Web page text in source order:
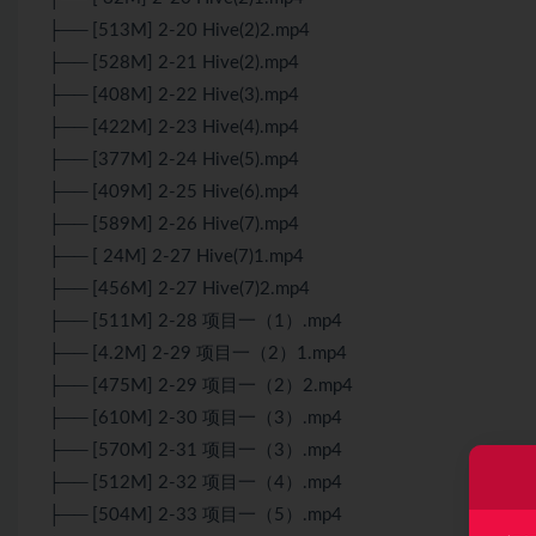
├── [513M] 2-20 Hive(2)2.mp4
├── [528M] 2-21 Hive(2).mp4
├── [408M] 2-22 Hive(3).mp4
├── [422M] 2-23 Hive(4).mp4
├── [377M] 2-24 Hive(5).mp4
├── [409M] 2-25 Hive(6).mp4
├── [589M] 2-26 Hive(7).mp4
├── [ 24M] 2-27 Hive(7)1.mp4
├── [456M] 2-27 Hive(7)2.mp4
├── [511M] 2-28 项目一（1）.mp4
├── [4.2M] 2-29 项目一（2）1.mp4
├── [475M] 2-29 项目一（2）2.mp4
├── [610M] 2-30 项目一（3）.mp4
├── [570M] 2-31 项目一（3）.mp4
├── [512M] 2-32 项目一（4）.mp4
├── [504M] 2-33 项目一（5）.mp4